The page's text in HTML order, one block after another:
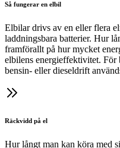
Så fungerar en elbil
Elbilar drivs av en eller flera
laddningsbara batterier. Hur
framförallt på hur mycket
elbilens energieffektivitet.
bensin- eller dieseldrift
Räckvidd på el
Hur långt man kan köra med